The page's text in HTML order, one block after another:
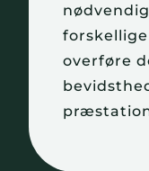
overføre